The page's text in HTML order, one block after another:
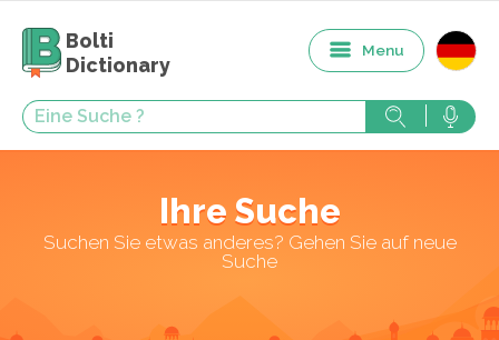
Bolti
Dictionary
Menu
Ihre Suche
Suchen Sie etwas anderes? Gehen Sie auf neue
Suche